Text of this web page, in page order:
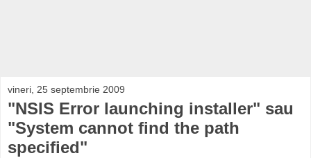
vineri, 25 septembrie 2009
"NSIS Error launching installer" sau
"System cannot find the path
specified"